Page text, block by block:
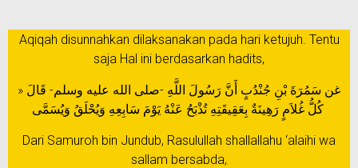
Aqiqah disunnahkan dilaksanakan pada hari ketujuh. Tentu
saja Hal ini berdasarkan hadits,
غن سَمُرَةَ بْنِ جُنْدُبٍ أَنَّ رَسُولَ اللَّهِ -صلى الله عليه وسلم- قَالَ «
كُلُّ غُلاَمٍ رَهِينَةٌ بِعَقِيقَتِهِ تُذْبَحُ عَنْهُ يَوْمَ سَابِعِهِ وَيُحْلَقُ وَيُسَمَّى
Dari Samuroh bin Jundub, Rasulullah shallallahu ‘alaihi wa
sallam bersabda,